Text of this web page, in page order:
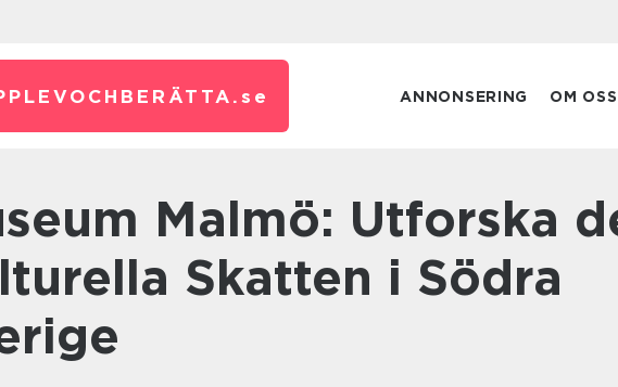
se ANNONSERING OM OSS
Skatten i Södra